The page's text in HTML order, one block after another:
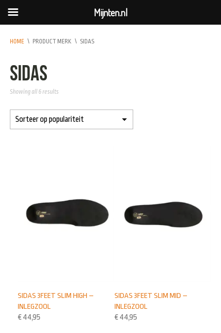
HOME \ PRODUCT MERK \ SIDAS
Sidas
Showing all 6 results
SIDAS 3FEET SLIM MID –
INLEGZOOL
€ 44,95
SIDAS 3FEET SLIM HIGH –
INLEGZOOL
€ 44,95
Mijnten.nl